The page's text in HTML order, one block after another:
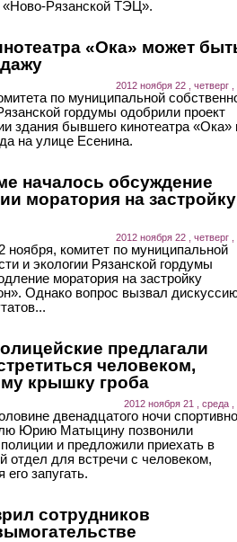
Рязанской ТЭЦ».
«Ока» может
2012 ноября 22 , четверг ,
по муниципальной
гордумы одобрили проект
здания бывшего кинотеатра «Ока»
на улице Есенина.
началось обсуждение
моратория на застройку
2012 ноября 22 , четверг ,
ноября, комитет по муниципальной
и экологии Рязанской гордумы
моратория на застройку
Однако вопрос вызвал
предлагали
человеком,
крышку гроба
2012 ноября 21 , среда ,
двенадцатого ночи
Юрию Матыцину позвонили
и предложили приехать в
отдел для встречи с человеком,
запугать.
сотрудников